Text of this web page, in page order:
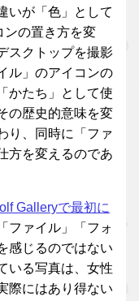
いが「色」として
ンの置き方を変
スクトップを撮影
ル」のアイコンの
かたち」として使
の歴史的意味を変
り、同時に「ファ
方を変えるのであ
Galleryで最初に
ファイル」「フォ
感じるのではない
いる写真は、女性
際にはあり得ない